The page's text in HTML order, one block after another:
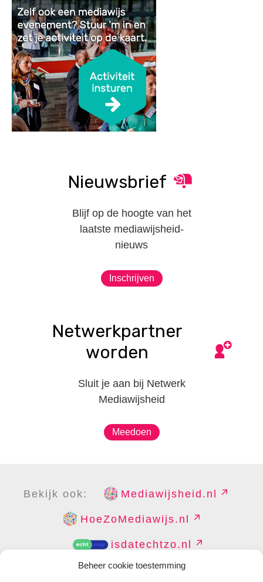
Beheer cookie toestemming
Nieuwsbrief
Blijf op de hoogte van het
laatste mediawijsheid-
nieuws
Inschrijven
Netwerkpartner
worden
Sluit je aan bij Netwerk
Mediawijsheid
Meedoen
Bekijk ook: Mediawijsheid.nl
HoeZoMediawijs.nl
isdatechtzo.nl